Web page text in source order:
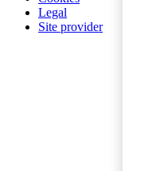
Legal
Site provider